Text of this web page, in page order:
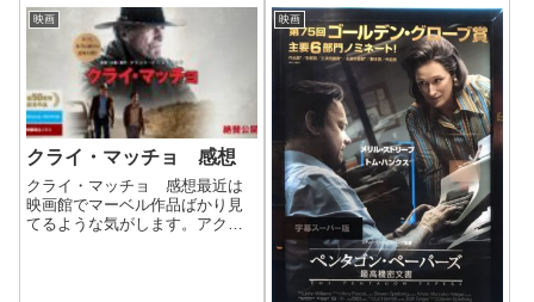
映画
クライ・マッチョ 感想
クライ・マッチョ 感想最近は
映画館でマーベル作品ばかり見
てるような気がします。アクシ
映画